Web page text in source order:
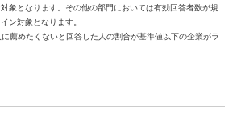
象となります。その他の部門においては有効回答者数が規
ン対象となります。
薦めたくないと回答した人の割合が基準値以下の企業がラ